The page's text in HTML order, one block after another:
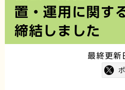
置・運用に関す
締結しました
最終更